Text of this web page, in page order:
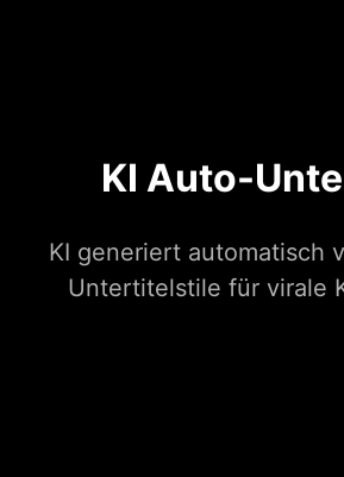
KI Auto-
KI generiert automatisch
Untertitelstile für virale